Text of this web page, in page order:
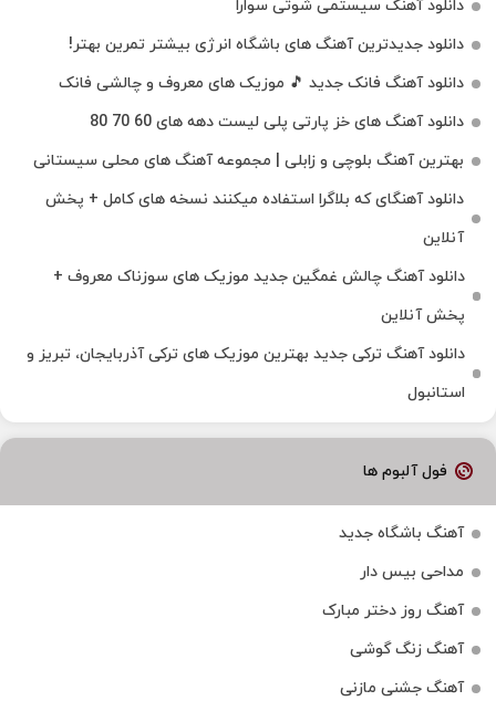
دانلود آهنگ سیستمی شوتی سوارا
دانلود جدیدترین آهنگ‌ های باشگاه انرژی بیشتر تمرین بهتر!
دانلود آهنگ فانک جدید 🎵 موزیک‌ های معروف و چالشی فانک
دانلود آهنگ های خز پارتی پلی لیست دهه های 60 70 80
بهترین آهنگ بلوچی و زابلی | مجموعه آهنگ‌ های محلی سیستانی
دانلود آهنگای که بلاگرا استفاده میکنند نسخه های کامل + پخش
آنلاین
دانلود آهنگ چالش غمگین جدید موزیک های سوزناک معروف +
پخش آنلاین
دانلود آهنگ ترکی جدید بهترین موزیک‌ های ترکی آذربایجان، تبریز و
استانبول
فول آلبوم ها
آهنگ باشگاه جدید
مداحی بیس دار
آهنگ روز دختر مبارک
آهنگ زنگ گوشی
آهنگ جشنی مازنی